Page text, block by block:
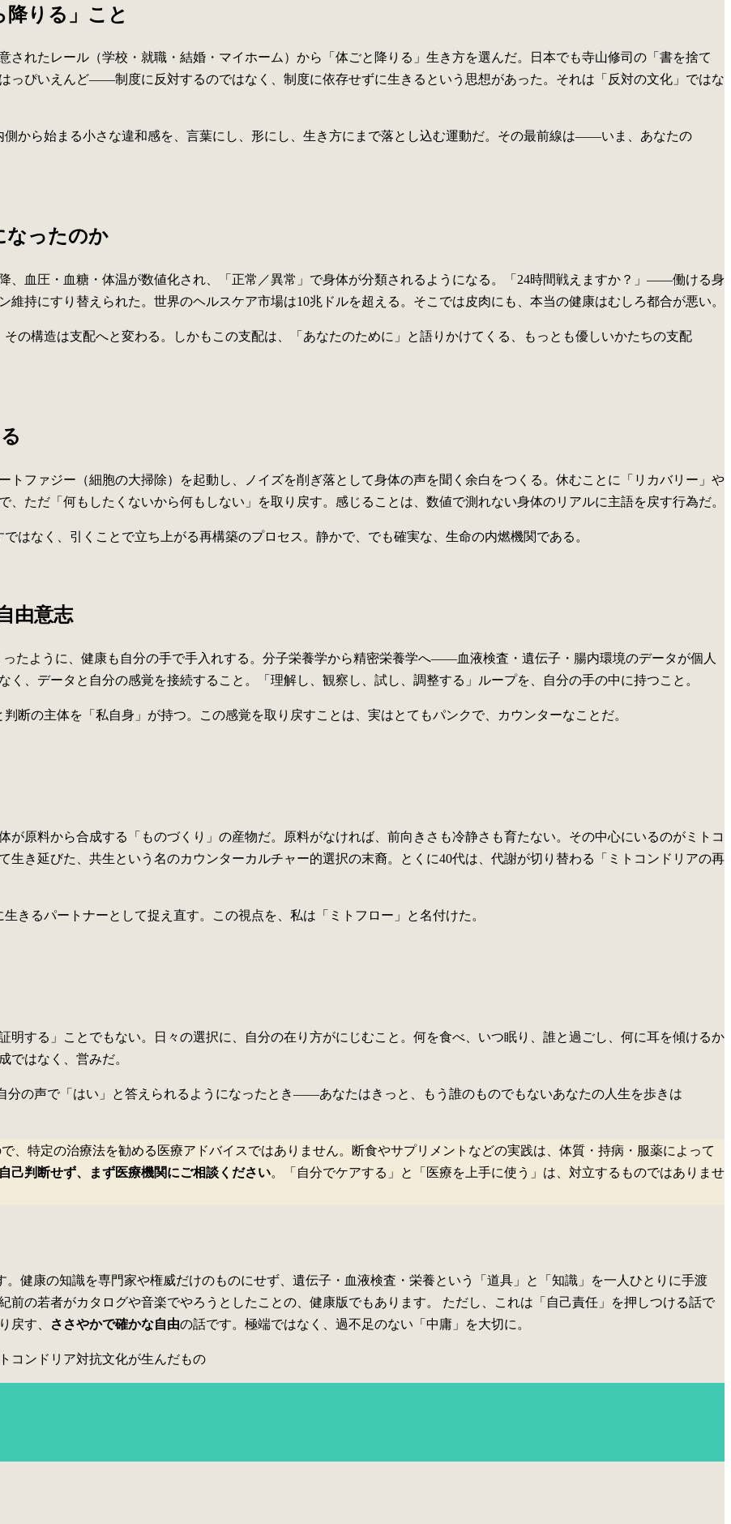
りる」こと
されたレール（学校・就職・結婚・マイホーム）から「体ごと降りる」生き方を選んだ。日本でも寺山修司の「書を捨て
っぴいえんど——制度に反対するのではなく、制度に依存せずに生きるという思想があった。それは「反対の文化」ではな
から始まる小さな違和感を、言葉にし、形にし、生き方にまで落とし込む運動だ。その最前線は——いま、あなたの
なったのか
、血圧・血糖・体温が数値化され、「正常／異常」で身体が分類されるようになる。「24時間戦えますか？」——働ける身
持にすり替えられた。世界のヘルスケア市場は10兆ドルを超える。そこでは皮肉にも、本当の健康はむしろ都合が悪い。
の構造は支配へと変わる。しかもこの支配は、「あなたのために」と語りかけてくる、もっとも優しいかたちの支配
トファジー（細胞の大掃除）を起動し、ノイズを削ぎ落として身体の声を聞く余白をつくる。休むことに「リカバリー」や
、ただ「何もしたくないから何もしない」を取り戻す。感じることは、数値で測れない身体のリアルに主語を戻す行為だ。
はなく、引くことで立ち上がる再構築のプロセス。静かで、でも確実な、生命の内燃機関である。
由意志
たように、健康も自分の手で手入れする。分子栄養学から精密栄養学へ——血液検査・遺伝子・腸内環境のデータが個人
、データと自分の感覚を接続すること。「理解し、観察し、試し、調整する」ループを、自分の手の中に持つこと。
断の主体を「私自身」が持つ。この感覚を取り戻すことは、実はとてもパンクで、カウンターなことだ。
原料から合成する「ものづくり」の産物だ。原料がなければ、前向きさも冷静さも育たない。その中心にいるのがミトコ
き延びた、共生という名のカウンターカルチャー的選択の末裔。とくに40代は、代謝が切り替わる「ミトコンドリアの再
きるパートナーとして捉え直す。この視点を、私は「ミトフロー」と名付けた。
明する」ことでもない。日々の選択に、自分の在り方がにじむこと。何を食べ、いつ眠り、誰と過ごし、何に耳を傾けるか
はなく、営みだ。
分の声で「はい」と答えられるようになったとき——あなたはきっと、もう誰のものでもないあなたの人生を歩きは
、特定の治療法を勧める医療アドバイスではありません。断食やサプリメントなどの実践は、体質・持病・服薬によって
自己判断せず、まず医療機関にご相談ください。「自分でケアする」と「医療を上手に使う」は、対立するものではありませ
健康の知識を専門家や権威だけのものにせず、遺伝子・血液検査・栄養という「道具」と「知識」を一人ひとりに手渡
前の若者がカタログや音楽でやろうとしたことの、健康版でもあります。
ただし、これは「自己責任」を押しつける話で
戻す、
ささやかで確かな自由の話です。極端ではなく、過不足のない「中庸」を大切に。
コンドリア対抗文化が生んだもの